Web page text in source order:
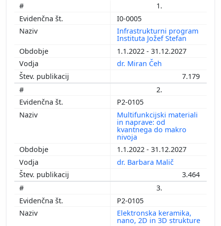
1.
I0-0005
Infrastrukturni program
Instituta Jožef Stefan
1.1.2022 - 31.12.2027
dr. Miran Čeh
7.179
2.
P2-0105
Multifunkcijski materiali
in naprave: od
kvantnega do makro
nivoja
1.1.2022 - 31.12.2027
dr. Barbara Malič
3.464
3.
P2-0105
Elektronska keramika,
nano, 2D in 3D strukture